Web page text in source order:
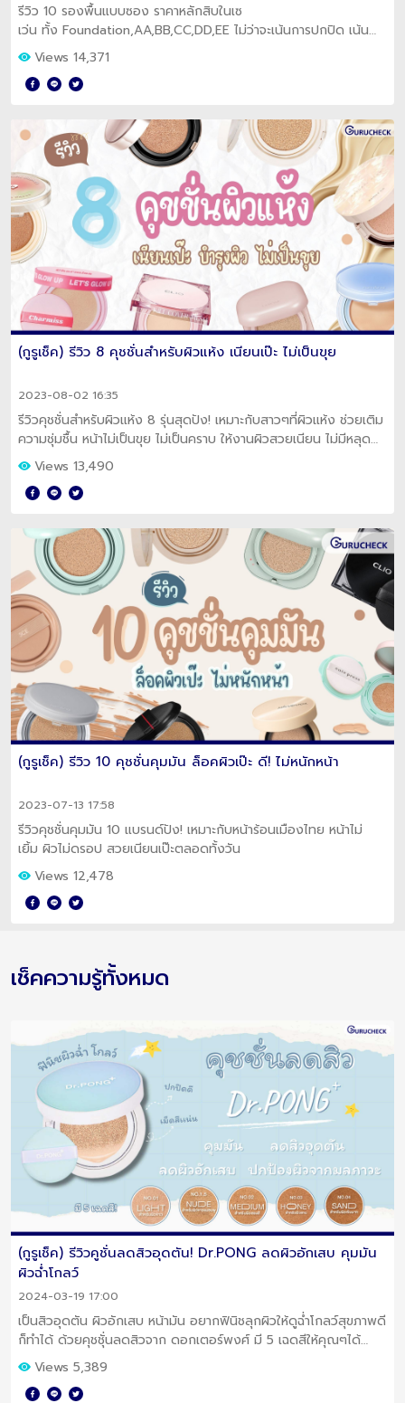
รีวิว 10 รองพื้นแบบซอง ราคาหลักสิบในเซ
เว่น ทั้ง Foundation,AA,BB,CC,DD,EE ไม่ว่าจะเน้นการปกปิด เน้น
โชว์ผิว หรือคุมมัน มีมาให้ครบ ผิวสวยเป๊ะ ไม่เป็นคราบทั้งวัน
Views 14,371
(กูรูเช็ค) รีวิว 8 คุชชั่นสำหรับผิวแห้ง เนียนเป๊ะ ไม่เป็นขุย
2023-08-02 16:35
รีวิวคุชชั่นสำหรับผิวแห้ง 8 รุ่นสุดปัง! เหมาะกับสาวๆที่ผิวแห้ง ช่วยเติม
ความชุ่มชื้น หน้าไม่เป็นขุย ไม่เป็นคราบ ให้งานผิวสวยเนียน ไม่มีหลุด
ตลอดวัน
Views 13,490
(กูรูเช็ค) รีวิว 10 คุชชั่นคุมมัน ล็อคผิวเป๊ะ ดี! ไม่หนักหน้า
2023-07-13 17:58
รีวิวคุชชั่นคุมมัน 10 แบรนด์ปัง! เหมาะกับหน้าร้อนเมืองไทย หน้าไม่
เยิ้ม ผิวไม่ดรอป สวยเนียนเป๊ะตลอดทั้งวัน
Views 12,478
เช็คความรู้ทั้งหมด
(กูรูเช็ค) รีวิวคูชั่นลดสิวอุดตัน! Dr.PONG ลดผิวอักเสบ คุมมัน
ผิวฉ่ำโกลว์
2024-03-19 17:00
เป็นสิวอุดตัน ผิวอักเสบ หน้ามัน อยากฟินิชลุกผิวให้ดูฉ่ำโกลว์สุขภาพดี
ก็ทำได้ ด้วยคุชชุั่นลดสิวจาก ดอกเตอร์พงศ์ มี 5 เฉดสีให้คุณๆได้
เลือก!Views 5,389